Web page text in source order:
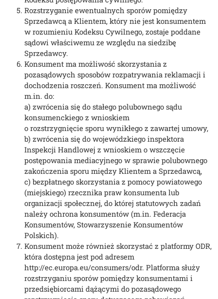
Rozstrzyganie ewentualnych sporów pomiędzy
Sprzedawcą a Klientem, który nie jest konsumentem
w rozumieniu Kodeksu Cywilnego, zostaje poddane
sądowi właściwemu ze względu na siedzibę
Sprzedawcy.
Konsument ma możliwość skorzystania z
pozasądowych sposobów rozpatrywania reklamacji i
dochodzenia roszczeń. Konsument ma możliwość
m.in. do:
a) zwrócenia się do stałego polubownego sądu
konsumenckiego z wnioskiem
o rozstrzygnięcie sporu wynikłego z zawartej umowy,
b) zwrócenia się do wojewódzkiego inspektora
Inspekcji Handlowej z wnioskiem o wszczęcie
postępowania mediacyjnego w sprawie polubownego
zakończenia sporu między Klientem a Sprzedawcą,
c) bezpłatnego skorzystania z pomocy powiatowego
(miejskiego) rzecznika praw konsumenta lub
organizacji społecznej, do której statutowych zadań
należy ochrona konsumentów (m.in. Federacja
Konsumentów, Stowarzyszenie Konsumentów
Polskich).
Konsument może również skorzystać z platformy ODR,
która dostępna jest pod adresem
http://ec.europa.eu/consumers/odr. Platforma służy
rozstrzyganiu sporów pomiędzy konsumentami i
przedsiębiorcami dążącymi do pozasądowego